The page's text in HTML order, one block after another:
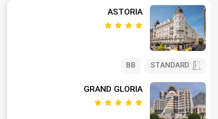
ASTORIA
STANDARD
BB
GRAND GLORIA